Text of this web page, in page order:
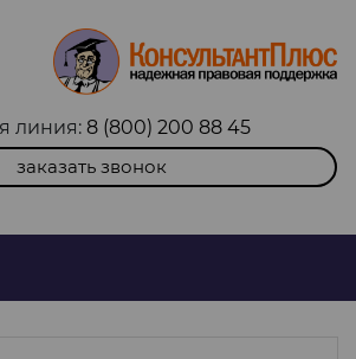
линия: 8 (800) 200 88 45
заказать звонок